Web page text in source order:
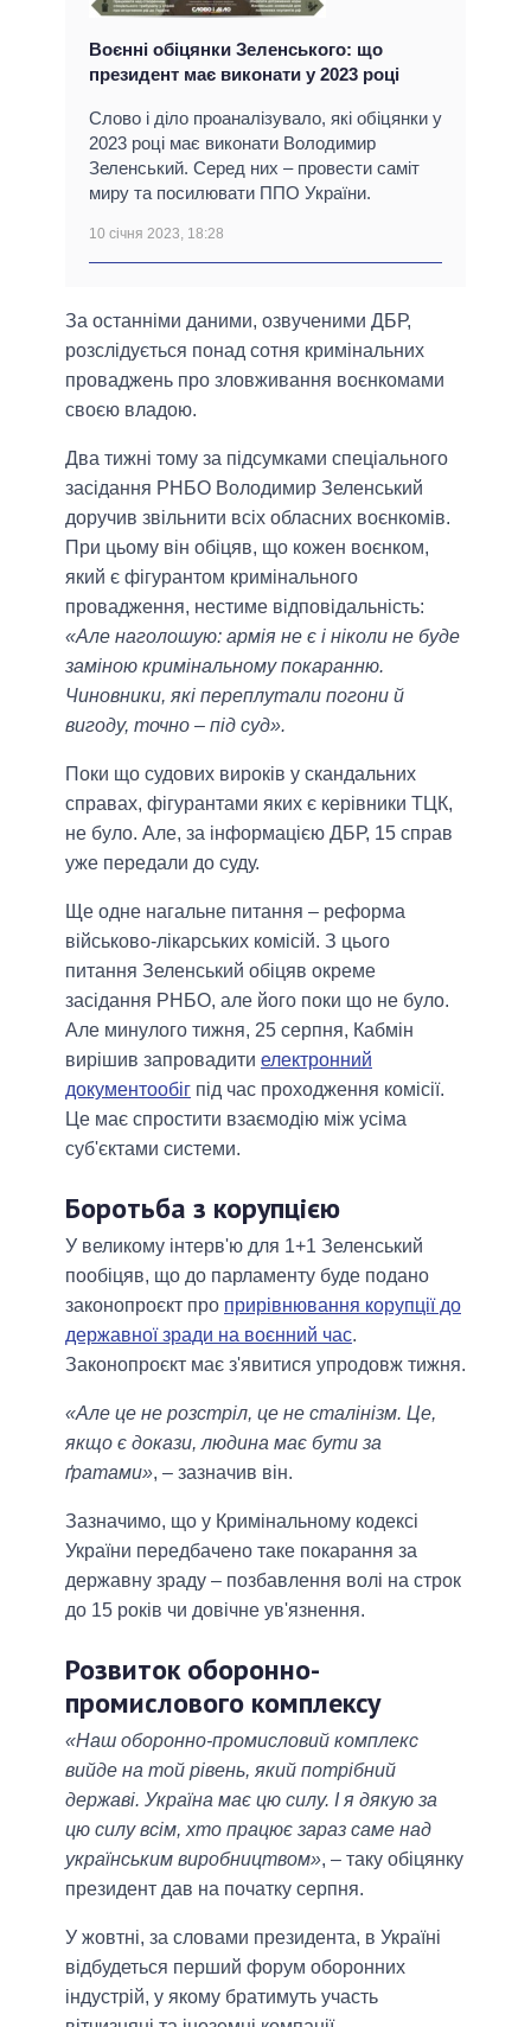
Воєнні обіцянки Зеленського: що
президент має виконати у 2023 році
Слово і діло проаналізувало, які обіцянки у
2023 році має виконати Володимир
Зеленський. Серед них – провести саміт
миру та посилювати ППО України.
10 січня 2023, 18:28
За останніми даними, озвученими ДБР,
розслідується понад сотня кримінальних
проваджень про зловживання воєнкомами
своєю владою.
Два тижні тому за підсумками спеціального
засідання РНБО Володимир Зеленський
доручив звільнити всіх обласних воєнкомів.
При цьому він обіцяв, що кожен воєнком,
який є фігурантом кримінального
провадження, нестиме відповідальність:
«Але наголошую: армія не є і ніколи не буде
заміною кримінальному покаранню.
Чиновники, які переплутали погони й
вигоду, точно – під суд».
Поки що судових вироків у скандальних
справах, фігурантами яких є керівники ТЦК,
не було. Але, за інформацією ДБР, 15 справ
уже передали до суду.
Ще одне нагальне питання – реформа
військово-лікарських комісій. З цього
питання Зеленський обіцяв окреме
засідання РНБО, але його поки що не було.
Але минулого тижня, 25 серпня, Кабмін
вирішив запровадити електронний
документообіг під час проходження комісії.
Це має спростити взаємодію між усіма
суб'єктами системи.
Боротьба з корупцією
У великому інтерв'ю для 1+1 Зеленський
пообіцяв, що до парламенту буде подано
законопроєкт про прирівнювання корупції до
державної зради на воєнний час.
Законопроєкт має з'явитися упродовж тижня.
«Але це не розстріл, це не сталінізм. Це,
якщо є докази, людина має бути за
ґратами», – зазначив він.
Зазначимо, що у Кримінальному кодексі
України передбачено таке покарання за
державну зраду – позбавлення волі на строк
до 15 років чи довічне ув'язнення.
Розвиток оборонно-
промислового комплексу
«Наш оборонно-промисловий комплекс
вийде на той рівень, який потрібний
державі. Україна має цю силу. І я дякую за
цю силу всім, хто працює зараз саме над
українським виробництвом», – таку обіцянку
президент дав на початку серпня.
У жовтні, за словами президента, в Україні
відбудеться перший форум оборонних
індустрій, у якому братимуть участь